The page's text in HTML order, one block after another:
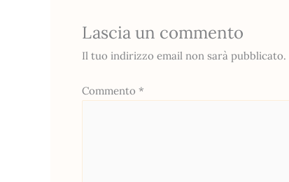
Lascia un commento
Il tuo indirizzo email non sarà pubblicato.
Commento *